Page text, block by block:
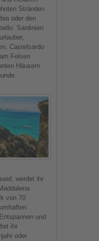
Stränden
oder den
Sardinien
Castelsardo
Felsen
Häusern
werdet ihr
von 70
und
ihr
oder